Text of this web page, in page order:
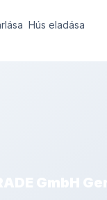
Hús eladása
eladása
GmbH